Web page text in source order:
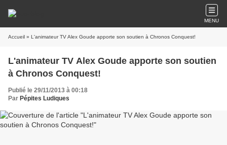
MENU
Accueil » L'animateur TV Alex Goude apporte son soutien à Chronos Conquest!
L'animateur TV Alex Goude apporte son soutien
à Chronos Conquest!
Publié le 29/11/2013 à 00:18
Par Pépites Ludiques